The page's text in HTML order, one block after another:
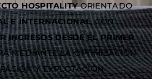
HOSPITALITYORIENTADO
E INTERNACIONAL, CON
INGRESOS DESDE EL PRIMER
MEDIANTE LA OPTIMIZACIÓN
Y EXPLOTACIÓN